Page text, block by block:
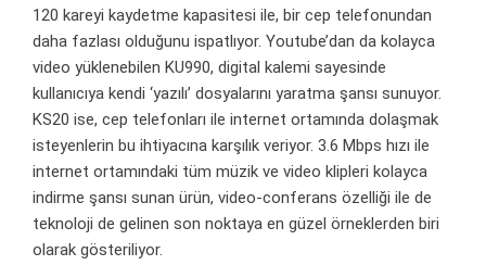
120 kareyi kaydetme kapasitesi ile, bir cep telefonundan
daha fazlası olduğunu ispatlıyor. Youtube’dan da kolayca
video yüklenebilen KU990, digital kalemi sayesinde
kullanıcıya kendi ‘yazılı’ dosyalarını yaratma şansı sunuyor.
KS20 ise, cep telefonları ile internet ortamında dolaşmak
isteyenlerin bu ihtiyacına karşılık veriyor. 3.6 Mbps hızı ile
internet ortamındaki tüm müzik ve video klipleri kolayca
indirme şansı sunan ürün, video-conferans özelliği ile de
teknoloji de gelinen son noktaya en güzel örneklerden biri
olarak gösteriliyor.